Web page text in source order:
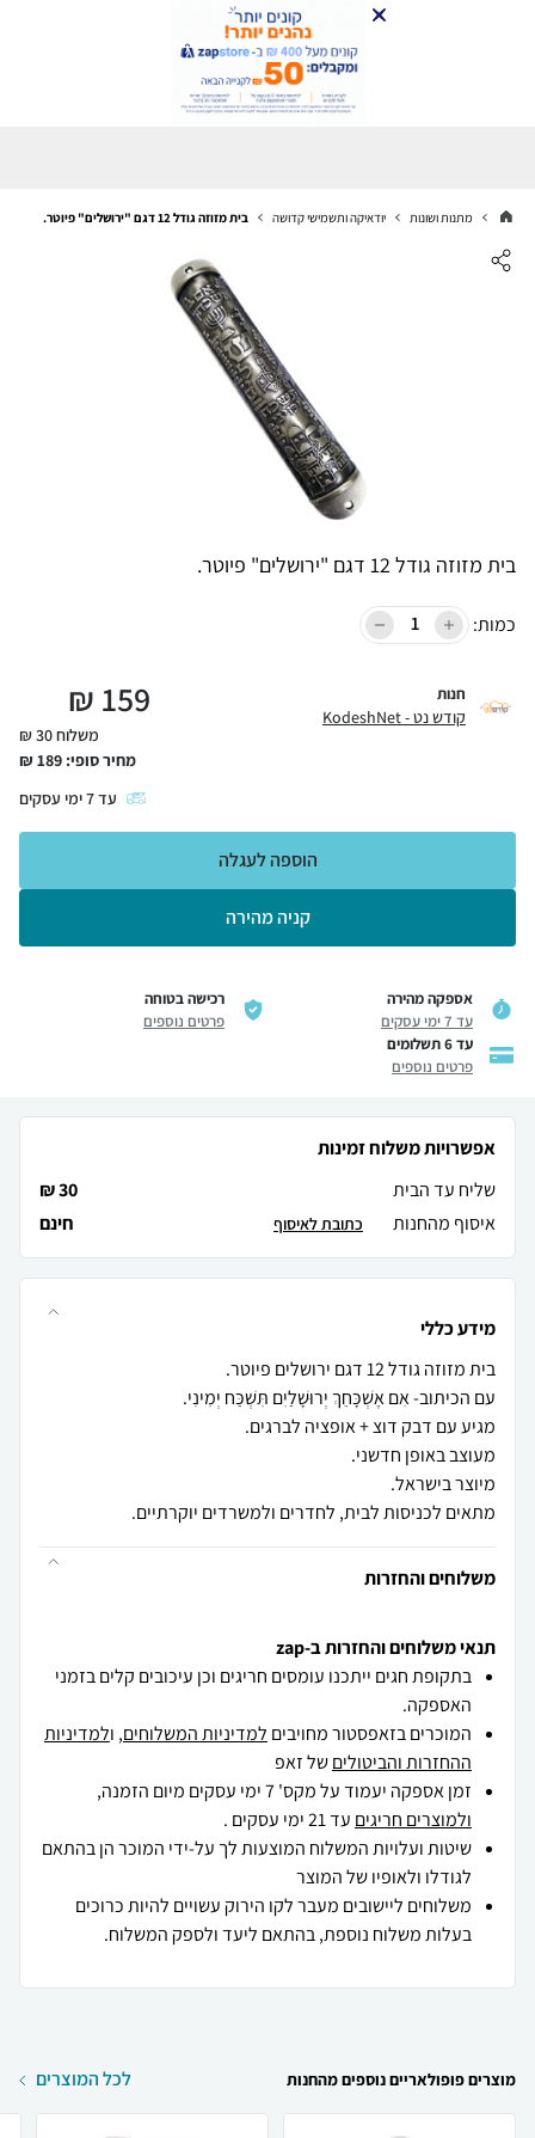
מתנות ושונות יודאיקה ותשמישי קדושה בית מזוזה גודל 12 דגם "ירושלים" פיוטר.
בית מזוזה גודל 12 דגם "ירושלים" פיוטר.
כמות:
חנות
קודש נט - KodeshNet 159
₪
משלוח 30 ₪
מחיר סופי: 189
₪
עד7ימי עסקים
קניה מהירה
הוספה לעגלה
אספקה מהירה
עד 7 ימי עסקים
רכישה בטוחה
פרטים נוספים
עד 6 תשלומים
פרטים נוספים
אפשרויות משלוח זמינות
שליח עד הבית
30 ₪
איסוף מהחנות
חינם כתובת לאיסוף
מידע כללי
מתאים לכניסות לבית, לחדרים ולמשרדים יוקרתיים.
משלוחים והחזרות
תנאי משלוחים והחזרות ב-zap
בתקופת חגים ייתכנו עומסים חריגים וכן עיכובים קלים בזמני
האספקה.
המוכרים בזאפסטור מחויבים למדיניות המשלוחים, ולמדיניות
ההחזרות והביטוליםשל זאפ
זמן אספקה יעמוד על מקס' 7 ימי עסקים מיום הזמנה,
ולמוצרים חריגים עד 21 ימי עסקים .
שיטות ועלויות המשלוח המוצעות לך על-ידי המוכר הן בהתאם
לגודלו ולאופיו של המוצר
משלוחים ליישובים מעבר לקו הירוק עשויים להיות כרוכים
בעלות משלוח נוספת, בהתאם ליעד ולספק המשלוח.
מוצרים פופולאריים נוספים מהחנות לכל המוצרים